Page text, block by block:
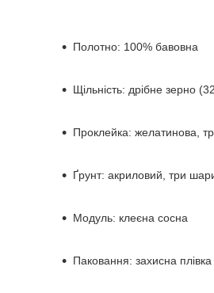
Полотно: 100% бавовна
Щільність: дрібне зерно
Проклейка: желатинова,
Ґрунт: акриловий, три
Модуль: клеєна сосна
Паковання: захисна плівка